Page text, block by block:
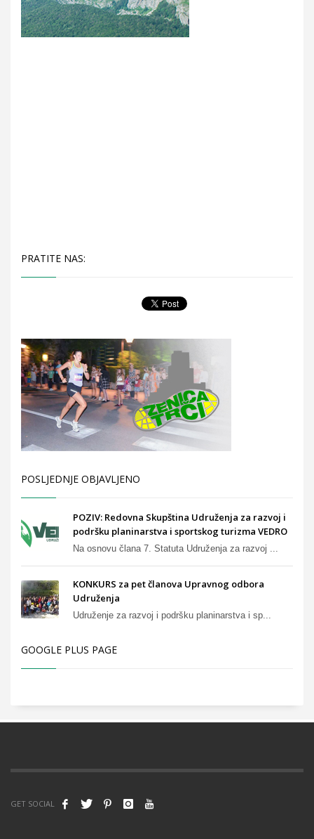
PRATITE NAS:
POSLJEDNJE OBJAVLJENO
POZIV: Redovna Skupština Udruženja za razvoj i
podršku planinarstva i sportskog turizma VEDRO
Na osnovu člana 7. Statuta Udruženja za razvoj ...
KONKURS za pet članova Upravnog odbora
Udruženja
Udruženje za razvoj i podršku planinarstva i sp...
GOOGLE PLUS PAGE
GET SOCIAL